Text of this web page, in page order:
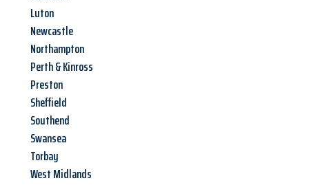
Luton
Newcastle
Northampton
Perth & Kinross
Preston
Sheffield
Southend
Swansea
Torbay
West Midlands